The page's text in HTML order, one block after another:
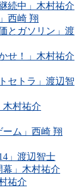
続中」木村祐介
西崎 翔
とガソリン」渡
せ！」木村祐介
セトラ」渡辺智
木村祐介
ーム」西崎 翔
」渡辺智士
幕」木村祐介
祐介